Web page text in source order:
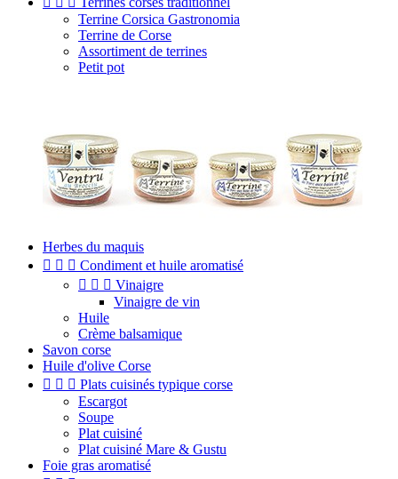
Terrine Corsica Gastronomia
Terrine de Corse
Assortiment de terrines
Petit pot
Herbes du maquis
   Condiment et huile aromatisé
   Vinaigre
Vinaigre de vin
Huile
Crème balsamique
Savon corse
Huile d'olive Corse
   Plats cuisinés typique corse
Escargot
Soupe
Plat cuisiné
Plat cuisiné Mare & Gustu
Foie gras aromatisé